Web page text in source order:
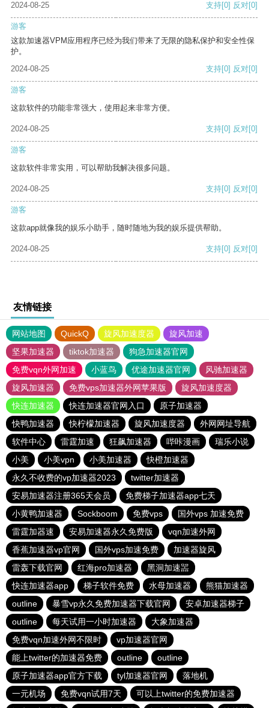
2024-08-25 支持[0] 反对[0]
游客
这款加速器VPM应用程序已经为我们带来了无限的隐私保护和安全性保
护。
2024-08-25
支持[0] 反对[0]
游客
这款软件的功能非常强大，使用起来非常方便。
2024-08-25 支持[0] 反对[0]
游客
这款软件非常实用，可以帮助我解决很多问题。
2024-08-25 支持[0] 反对[0]
游客
这款app就像我的娱乐小助手，随时随地为我的娱乐提供帮助。
2024-08-25 支持[0] 反对[0]
友情链接
网站地图 QuickQ 旋风加速度器
旋风加速
坚果加速器
tiktok加速器
狗急加速器官网
免费vqn外网加速
小蓝鸟 优途加速器官网
风驰加速器
旋风加速器
免费vps加速器外网苹果版
旋风加速度器
快连加速器
快连加速器官网入口
原子加速器
快鸭加速器
快柠檬加速器 旋风加速度器
外网网址导航
软件中心
雷霆加速 狂飙加速器 哔咔漫画
瑞乐小说
小美
小美vpn 小美加速器
快橙加速器
永久不收费的vp加速器2023
twitter加速器
安易加速器注册365天会员
免费梯子加速器app七天
小黄鸭加速器
Sockboom 免费vps
国外vps 加速免费
雷霆加器速
安易加速器永久免费版
vqn加速外网
香蕉加速器vp官网
国外vps加速免费
加速器旋风
雷轰下载官网
红海pro加速器
黑洞加速噐
快连加速器app
梯子软件免费 水母加速器
熊猫加速器
outline
暴雪vp永久免费加速器下载官网
安卓加速器梯子
outline
每天试用一小时加速器
大象加速器
免费vqn加速外网不限时
vp加速器官网
能上twitter的加速器免费
outline
outline
原子加速器app官方下载
tyl加速器官网
落地机
一元机场
免费vqn试用7天
可以上twitter的免费加速器